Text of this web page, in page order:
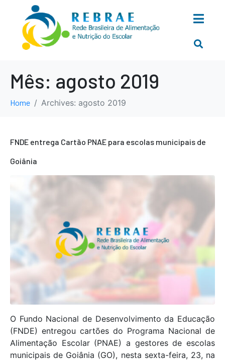
Mês: agosto 2019
Home Archives: agosto 2019
FNDE entrega Cartão PNAE para escolas municipais de
Goiânia
O Fundo Nacional de Desenvolvimento da Educação
(FNDE) entregou cartões do Programa Nacional de
Alimentação Escolar (PNAE) a gestores de escolas
municipais de Goiânia (GO), nesta sexta-feira, 23, na